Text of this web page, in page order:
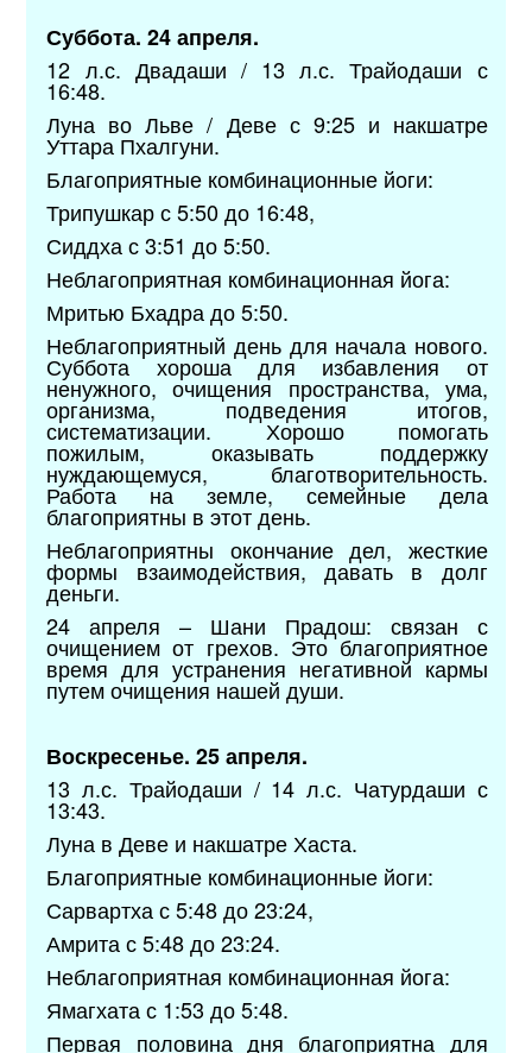
Суббота. 24 апреля.
12 л.с. Двадаши / 13 л.с. Трайодаши с
16:48.
Луна во Льве / Деве с 9:25 и накшатре
Уттара Пхалгуни.
Благоприятные комбинационные йоги:
Трипушкар с 5:50 до 16:48,
Сиддха с 3:51 до 5:50.
Неблагоприятная комбинационная йога:
Мритью Бхадра до 5:50.
Неблагоприятный день для начала нового.
Суббота хороша для избавления от
ненужного, очищения пространства, ума,
организма, подведения итогов,
систематизации. Хорошо помогать
пожилым, оказывать поддержку
нуждающемуся, благотворительность.
Работа на земле, семейные дела
благоприятны в этот день.
Неблагоприятны окончание дел, жесткие
формы взаимодействия, давать в долг
деньги.
24 апреля – Шани Прадош: связан с
очищением от грехов. Это благоприятное
время для устранения негативной кармы
путем очищения нашей души.
Воскресенье. 25 апреля.
13 л.с. Трайодаши / 14 л.с. Чатурдаши с
13:43.
Луна в Деве и накшатре Хаста.
Благоприятные комбинационные йоги:
Сарвартха с 5:48 до 23:24,
Амрита с 5:48 до 23:24.
Неблагоприятная комбинационная йога:
Ямагхата с 1:53 до 5:48.
Первая половина дня благоприятна для